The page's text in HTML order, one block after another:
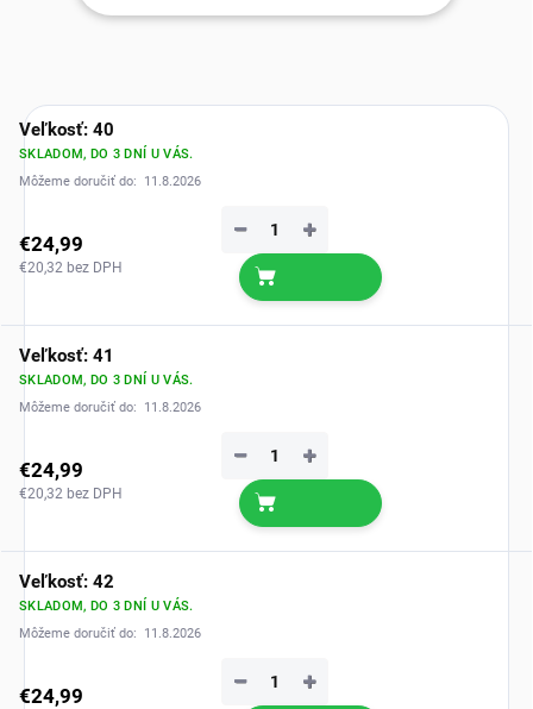
Veľkosť: 40
SKLADOM, DO 3 DNÍ U VÁS.
Môžeme doručiť do:
11.8.2026
€24,99
€20,32 bez DPH
+
−
Veľkosť: 41
SKLADOM, DO 3 DNÍ U VÁS.
Môžeme doručiť do:
11.8.2026
€24,99
€20,32 bez DPH
+
−
Veľkosť: 42
SKLADOM, DO 3 DNÍ U VÁS.
Môžeme doručiť do:
11.8.2026
€24,99 +
−